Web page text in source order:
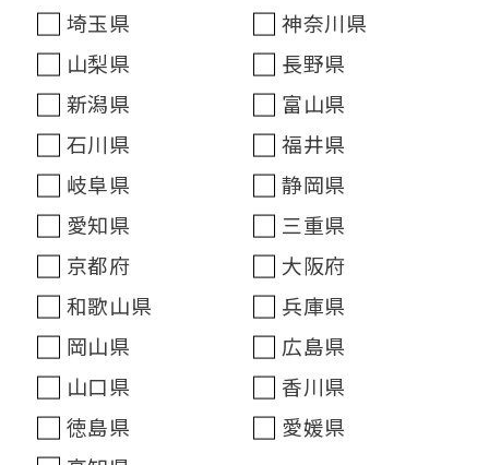
埼玉県
神奈川県
山梨県
長野県
新潟県
富山県
石川県
福井県
岐阜県
静岡県
愛知県
三重県
京都府
大阪府
和歌山県
兵庫県
岡山県
広島県
山口県
香川県
徳島県
愛媛県